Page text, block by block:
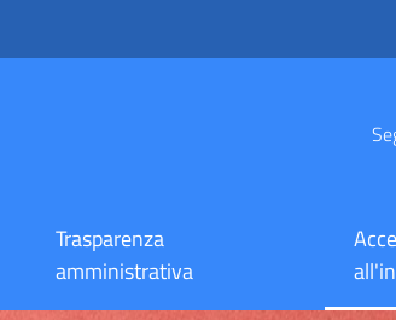
Trasparenza
amministrativa